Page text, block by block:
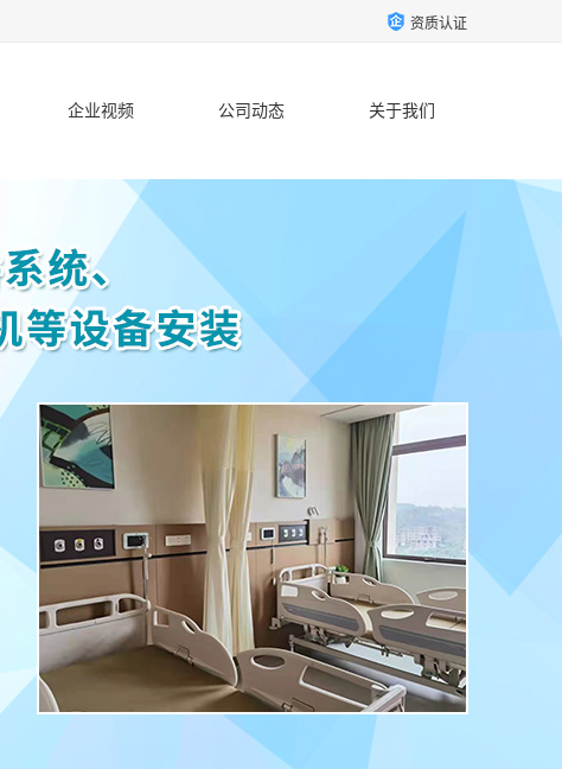
资质认证
企业视频 公司动态 关于我们